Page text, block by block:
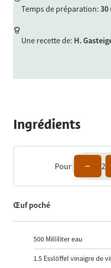
Temps de préparation: 30
Une recette de: H.
Ingrédients
Pour 2
Œuf poché
500 Milliliter eau
1.5 Esslöffel vinaigre de